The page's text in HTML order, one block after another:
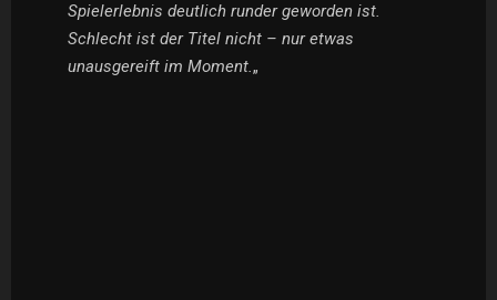
Spielerlebnis deutlich runder geworden ist.
Schlecht ist der Titel nicht – nur etwas
unausgereift im Moment.„